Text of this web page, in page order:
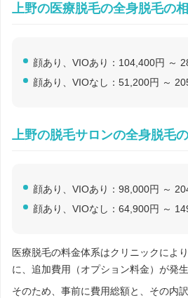
上野の医療脱毛の全身脱毛の
顔あり、VIOあり：104,400円 ～
顔あり、VIOなし：51,200円 ～
上野の脱毛サロンの全身脱毛
顔あり、VIOあり：98,000円 ～
顔あり、VIOなし：64,900円 ～
医療脱毛の料金体系はクリニックによ
に、追加費用（オプション料金）が発
そのため、事前に費用総額と、その内